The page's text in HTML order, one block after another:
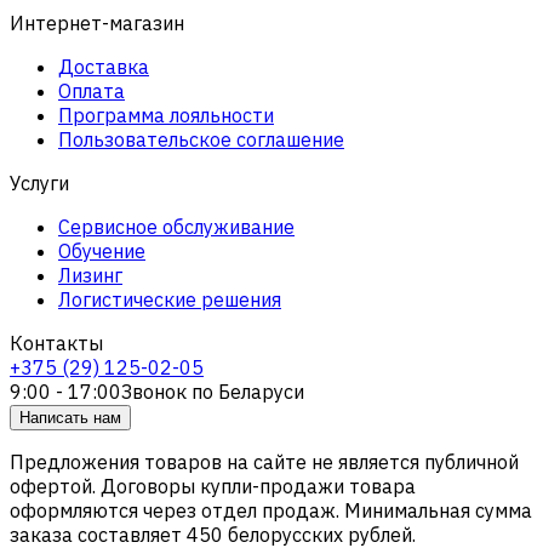
Интернет-магазин
Доставка
Оплата
Программа лояльности
Пользовательское соглашение
Услуги
Сервисное обслуживание
Обучение
Лизинг
Логистические решения
Контакты
+375 (29) 125-02-05
9:00 - 17:00Звонок по Беларуси
Написать нам
Предложения товаров на сайте не является публичной
офертой. Договоры купли-продажи товара
оформляются через отдел продаж. Минимальная сумма
заказа составляет 450 белорусских рублей.